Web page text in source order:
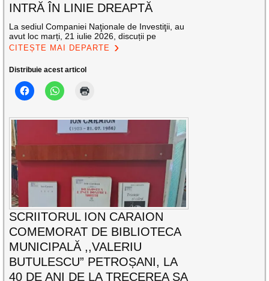
INTRĂ ÎN LINIE DREAPTĂ
La sediul Companiei Naţionale de Investiţii, au
avut loc marți, 21 iulie 2026, discuții pe
CITEȘTE MAI DEPARTE
Distribuie acest articol
SCRIITORUL ION CARAION
COMEMORAT DE BIBLIOTECA
MUNICIPALĂ ,,VALERIU
BUTULESCU” PETROȘANI, LA
40 DE ANI DE LA TRECEREA SA